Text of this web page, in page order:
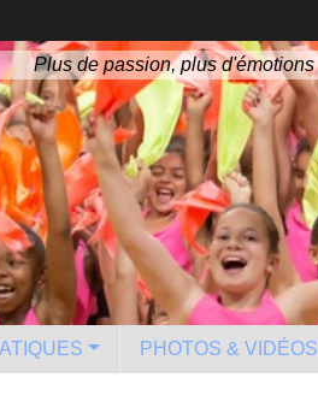
Plus de passion, plus d'émotions
PHOTOS & VIDÉOS